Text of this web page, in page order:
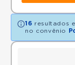
16 resultados
no convênio